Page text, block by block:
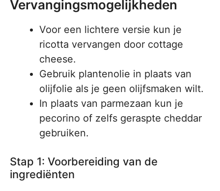
Vervangingsmogelijkheden
Voor een lichtere versie kun je
ricotta vervangen door cottage
cheese.
Gebruik plantenolie in plaats van
olijfolie als je geen olijfsmaken wilt.
In plaats van parmezaan kun je
pecorino of zelfs geraspte cheddar
gebruiken.
Stap 1: Voorbereiding van de
ingrediënten